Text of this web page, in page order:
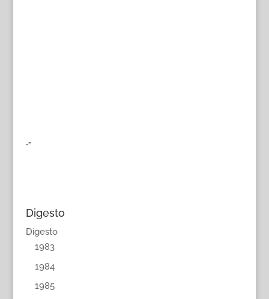
.-
Digesto
Digesto
1983
1984
1985